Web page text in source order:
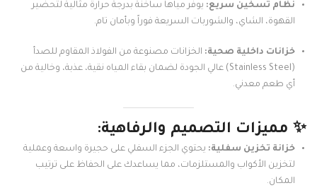
نظام تسخين سريع: يوفر مياهاً ساخنة بدرجة حرارة مثالية لتحضير
القهوة، الشاي، والشوربات السريعة فوراً وبأمان تام.
خزانات داخلية صحية: الخزانات مصنوعة من الفولاذ المقاوم للصدأ
(Stainless Steel) عالي الجودة لضمان بقاء المياه نقية، عذبة، وخالية من
أي طعم معدني.
✨ مميزات التصميم والرفاهية:
خزانة تخزين سفلية: يحتوي الجزء السفلي على حجيرة واسعة وعملية
لتخزين الأكواب والمستلزمات، مما يساعدك على الحفاظ على ترتيب
المكان.